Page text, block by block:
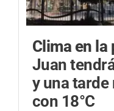
Clima en la
Juan
y una tarde
con 18°C